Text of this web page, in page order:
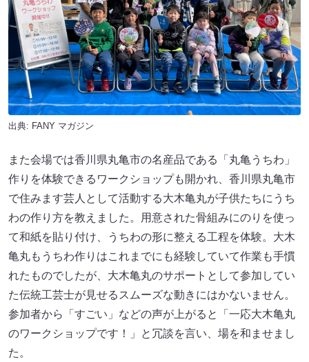
出典: FANY マガジン
また会場では香川県丸亀市の名産品である「丸亀うちわ」
作りを体験できるワークショップも開かれ、香川県丸亀市
で住みます芸人として活動する大木亀丸が子供たちにうち
わの作り方を教えました。用意された骨組みにのりを使っ
て和紙を貼り付け、うちわの形に整える工程を体験。大木
亀丸もうちわ作りはこれまでにも経験していて作業も手慣
れたものでしたが、大木亀丸のサポートとして参加してい
た伝統工芸士が見せるスムーズな動きにはかないません。
参加者から「すごい」などの声が上がると「一応大木亀丸
のワークショップです！」と冗談を言い、場を和ませまし
た。